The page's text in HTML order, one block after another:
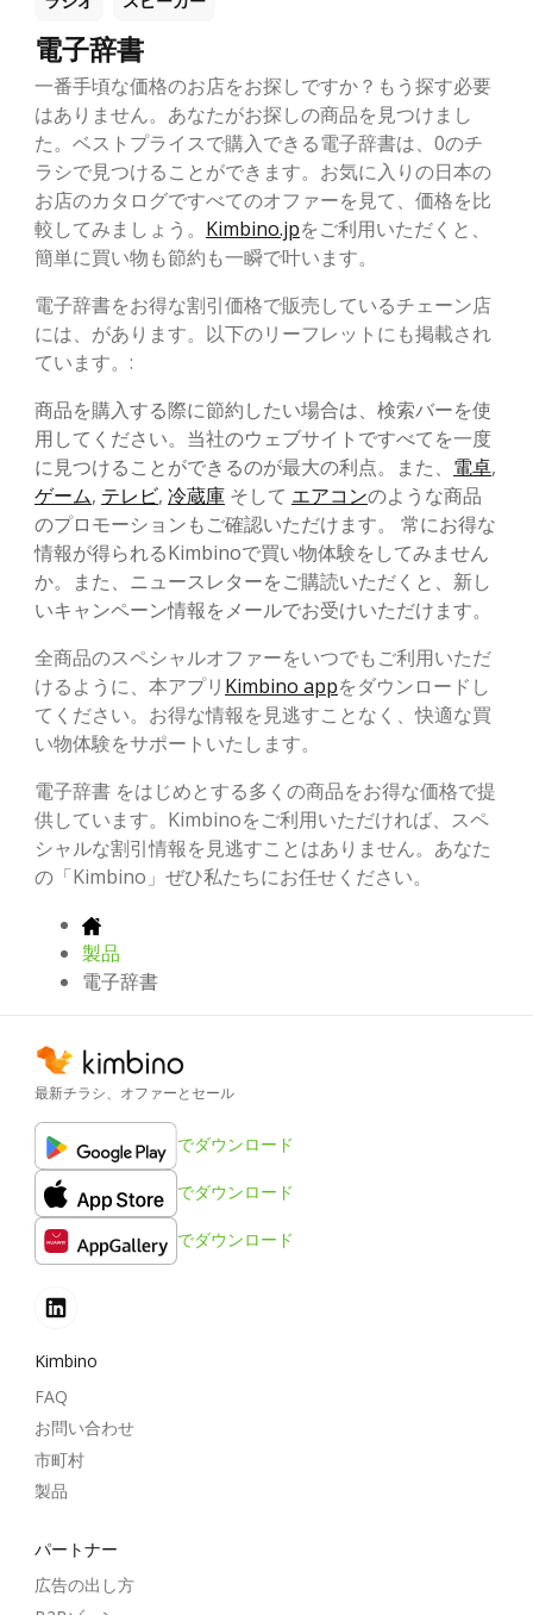
電子辞書
一番手頃な価格のお店をお探しですか？もう探す必要
はありません。あなたがお探しの商品を見つけまし
た。ベストプライスで購入できる電子辞書は、0のチ
ラシで見つけることができます。お気に入りの日本の
お店のカタログですべてのオファーを見て、価格を比
較してみましょう。 Kimbino.jpをご利用いただくと、
簡単に買い物も節約も一瞬で叶います。
電子辞書をお得な割引価格で販売しているチェーン店
には、があります。以下のリーフレットにも掲載され
ています。:
商品を購入する際に節約したい場合は、検索バーを使
用してください。当社のウェブサイトですべてを一度
に見つけることができるのが最大の利点。また、 電卓,
ゲーム, テレビ, 冷蔵庫 そして エアコンのような商品
のプロモーションもご確認いただけます。 常にお得な
情報が得られるKimbinoで買い物体験をしてみません
か。また、ニュースレターをご購読いただくと、新し
いキャンペーン情報をメールでお受けいただけます。
全商品のスペシャルオファーをいつでもご利用いただ
けるように、本アプリ Kimbino appをダウンロードし
てください。お得な情報を見逃すことなく、快適な買
い物体験をサポートいたします。
電子辞書 をはじめとする多くの商品をお得な価格で提
供しています。Kimbinoをご利用いただければ、スペ
シャルな割引情報を見逃すことはありません。あなた
の「Kimbino」ぜひ私たちにお任せください。
製品
電子辞書
最新チラシ、オファーとセール
でダウンロード
でダウンロード
でダウンロード
Kimbino
FAQ
お問い合わせ
市町村
製品
パートナー
広告の出し方